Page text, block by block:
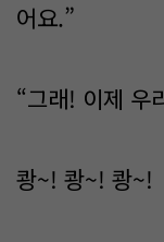
어요.”
“그래! 이제 우
쾅~! 쾅~! 쾅~!